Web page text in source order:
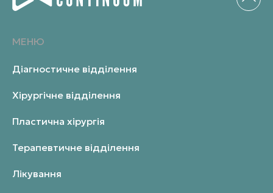
МЕНЮ
Діагностичне відділення
Хірургічне відділення
Пластична хірургія
Терапевтичне відділення
Лікування